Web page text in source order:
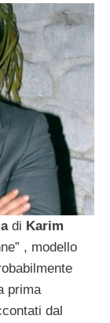
di Karim
, modello
prima
dal